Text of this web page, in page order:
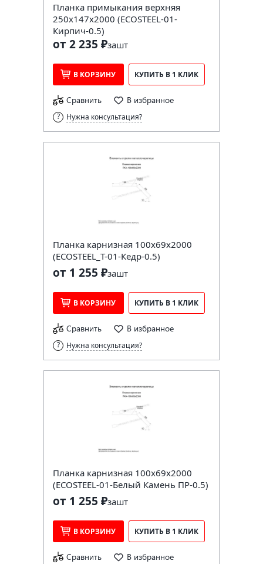
Планка примыкания верхняя
250х147х2000 (ECOSTEEL-01-
Кирпич-0.5)
от 2 235 ₽зашт
В КОРЗИНУ КУПИТЬ В 1 КЛИК
Сравнить В избранное
Нужна консультация?
Планка карнизная 100х69х2000
(ECOSTEEL_T-01-Кедр-0.5)
от 1 255 ₽зашт
В КОРЗИНУ КУПИТЬ В 1 КЛИК
Сравнить В избранное
Нужна консультация?
Планка карнизная 100х69х2000
(ECOSTEEL-01-Белый Камень ПР-0.5)
от 1 255 ₽зашт
В КОРЗИНУ КУПИТЬ В 1 КЛИК
Сравнить В избранное